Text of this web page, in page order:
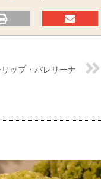
ップ・バレリーナ